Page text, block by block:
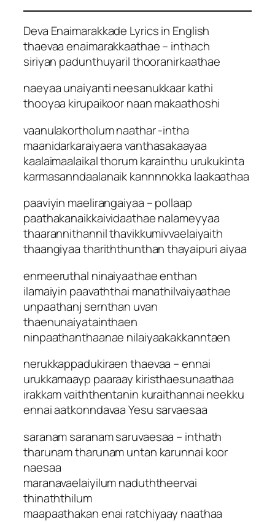
Deva Enaimarakkade Lyrics in English
thaevaa enaimarakkaathae – inthach
siriyan padunthuyaril thooranirkaathae
naeyaa unaiyanti neesanukkaar kathi
thooyaa kirupaikoor naan makaathoshi
vaanulakortholum naathar -intha
maanidarkaraiyaera vanthasakaayaa
kaalaimaalaikal thorum karainthu urukukinta
karmasanndaalanaik kannnnokka laakaathaa
paaviyin maelirangaiyaa – pollaap
paathakanaikkaividaathae nalameyyaa
thaarannithannil thavikkumivvaelaiyaith
thaangiyaa thariththunthan thayaipuri aiyaa
enmeeruthal ninaiyaathae enthan
ilamaiyin paavaththai manathilvaiyaathae
unpaathanj sernthan uvan
thaenunaiyatainthaen
ninpaathanthaanae nilaiyaakakkanntaen
nerukkappadukiraen thaevaa – ennai
urukkamaayp paaraay kiristhaesunaathaa
irakkam vaiththentanin kuraithannai neekku
ennai aatkonndavaa Yesu sarvaesaa
saranam saranam saruvaesaa – inthath
tharunam tharunam untan karunnai koor
naesaa
maranavaelaiyilum naduththeervai
thinaththilum
maapaathakan enai ratchiyaay naathaa